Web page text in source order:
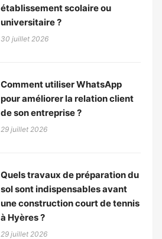
établissement scolaire ou
universitaire ?
30 juillet 2026
Comment utiliser WhatsApp
pour améliorer la relation client
de son entreprise ?
29 juillet 2026
Quels travaux de préparation du
sol sont indispensables avant
une construction court de tennis
à Hyères ?
29 juillet 2026